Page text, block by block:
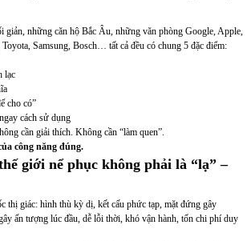
giản, những căn hộ Bắc Âu, những văn phòng Google, Apple,
Toyota, Samsung, Bosch… tất cả đều có chung 5 đặc điểm:
lạc
cho có”
cách sử dụng
cần giải thích. Không cần “làm quen”.
công năng đúng.
giới nể phục không phải là “lạ” –
thị giác: hình thù kỳ dị, kết cấu phức tạp, mặt đứng gây
ấn tượng lúc đầu, dễ lỗi thời, khó vận hành, tốn chi phí duy